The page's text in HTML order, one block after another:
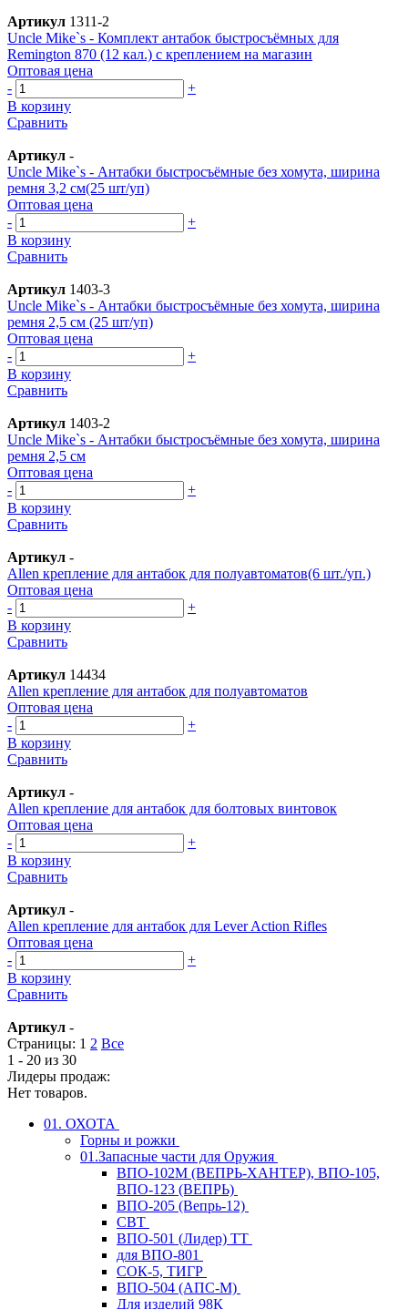
Артикул 1311-2
Uncle Mike`s - Комплект антабок быстросъёмных для
Remington 870 (12 кал.) с креплением на магазин
Оптовая цена
-
+
В корзину
Сравнить
Артикул -
Uncle Mike`s - Антабки быстросъёмные без хомута, ширина
ремня 3,2 см(25 шт/уп)
Оптовая цена
-
+
В корзину
Сравнить
Артикул 1403-3
Uncle Mike`s - Антабки быстросъёмные без хомута, ширина
ремня 2,5 см (25 шт/уп)
Оптовая цена
-
+
В корзину
Сравнить
Артикул 1403-2
Uncle Mike`s - Антабки быстросъёмные без хомута, ширина
ремня 2,5 см
Оптовая цена
-
+
В корзину
Сравнить
Артикул -
Allen крепление для антабок для полуавтоматов(6 шт./уп.)
Оптовая цена
-
+
В корзину
Сравнить
Артикул 14434
Allen крепление для антабок для полуавтоматов
Оптовая цена
-
+
В корзину
Сравнить
Артикул -
Allen крепление для антабок для болтовых винтовок
Оптовая цена
-
+
В корзину
Сравнить
Артикул -
Allen крепление для антабок для Lever Action Rifles
Оптовая цена
-
+
В корзину
Сравнить
Артикул -
Страницы: 1 2 Все
1 - 20 из 30
Лидеры продаж:
Нет товаров.
01. ОХОТА
Горны и рожки
01.Запасные части для Оружия
ВПО-102М (ВЕПРЬ-ХАНТЕР), ВПО-105,
ВПО-123 (ВЕПРЬ)
ВПО-205 (Вепрь-12)
СВТ
ВПО-501 (Лидер) ТТ
для ВПО-801
СОК-5, ТИГР
ВПО-504 (АПС-М)
Для изделий 98К